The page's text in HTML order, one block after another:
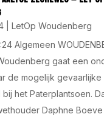
| LetOp Woudenberg
Algemeen
gaat een
de mogelijk gevaarlijke
het Paterplantsoen.
Daphne Boeve